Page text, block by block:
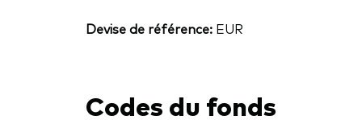
Devise de référence: EUR
Codes du fonds